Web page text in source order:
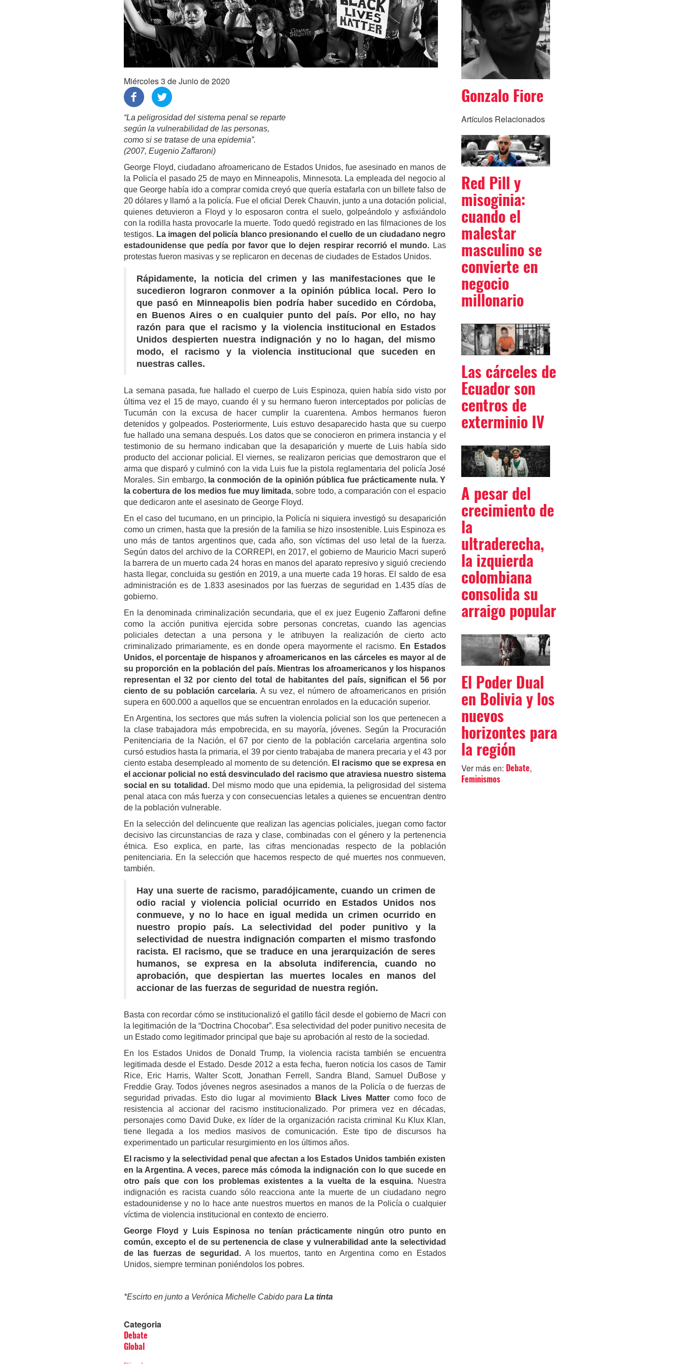
Miércoles 3 de Junio de 2020
“La peligrosidad del sistema penal se reparte
según la vulnerabilidad de las personas,
como si se tratase de una epidemia”.
(2007, Eugenio Zaffaroni)
George Floyd, ciudadano afroamericano de Estados Unidos, fue asesinado en manos de
la Policía el pasado 25 de mayo en Minneapolis, Minnesota. La empleada del negocio al
que George había ido a comprar comida creyó que quería estafarla con un billete falso de
20 dólares y llamó a la policía. Fue el oficial Derek Chauvin, junto a una dotación policial,
quienes detuvieron a Floyd y lo esposaron contra el suelo, golpeándolo y asfixiándolo
con la rodilla hasta provocarle la muerte. Todo quedó registrado en las filmaciones de los
testigos. La imagen del policía blanco presionando el cuello de un ciudadano negro
estadounidense que pedía por favor que lo dejen respirar recorrió el mundo. Las
protestas fueron masivas y se replicaron en decenas de ciudades de Estados Unidos.
Rápidamente, la noticia del crimen y las manifestaciones que le
sucedieron lograron conmover a la opinión pública local. Pero lo
que pasó en Minneapolis bien podría haber sucedido en Córdoba,
en Buenos Aires o en cualquier punto del país. Por ello, no hay
razón para que el racismo y la violencia institucional en Estados
Unidos despierten nuestra indignación y no lo hagan, del mismo
modo, el racismo y la violencia institucional que suceden en
nuestras calles.
La semana pasada, fue hallado el cuerpo de Luis Espinoza, quien había sido visto por
última vez el 15 de mayo, cuando él y su hermano fueron interceptados por policías de
Tucumán con la excusa de hacer cumplir la cuarentena. Ambos hermanos fueron
detenidos y golpeados. Posteriormente, Luis estuvo desaparecido hasta que su cuerpo
fue hallado una semana después. Los datos que se conocieron en primera instancia y el
testimonio de su hermano indicaban que la desaparición y muerte de Luis había sido
producto del accionar policial. El viernes, se realizaron pericias que demostraron que el
arma que disparó y culminó con la vida Luis fue la pistola reglamentaria del policía José
Morales. Sin embargo, la conmoción de la opinión pública fue prácticamente nula. Y
la cobertura de los medios fue muy limitada, sobre todo, a comparación con el espacio
que dedicaron ante el asesinato de George Floyd.
En el caso del tucumano, en un principio, la Policía ni siquiera investigó su desaparición
como un crimen, hasta que la presión de la familia se hizo insostenible. Luis Espinoza es
uno más de tantos argentinos que, cada año, son víctimas del uso letal de la fuerza.
Según datos del archivo de la CORREPI, en 2017, el gobierno de Mauricio Macri superó
la barrera de un muerto cada 24 horas en manos del aparato represivo y siguió creciendo
hasta llegar, concluida su gestión en 2019, a una muerte cada 19 horas. El saldo de esa
administración es de 1.833 asesinados por las fuerzas de seguridad en 1.435 días de
gobierno.
En la denominada criminalización secundaria, que el ex juez Eugenio Zaffaroni define
como la acción punitiva ejercida sobre personas concretas, cuando las agencias
policiales detectan a una persona y le atribuyen la realización de cierto acto
criminalizado primariamente, es en donde opera mayormente el racismo.
En Estados
Unidos, el porcentaje de hispanos y afroamericanos en las cárceles es mayor al de
su proporción en la población del país. Mientras los afroamericanos y los hispanos
representan el 32 por ciento del total de habitantes del país, significan el 56 por
ciento de su población carcelaria. A su vez, el número de afroamericanos en prisión
supera en 600.000 a aquellos que se encuentran enrolados en la educación superior.
En Argentina, los sectores que más sufren la violencia policial son los que pertenecen a
la clase trabajadora más empobrecida, en su mayoría, jóvenes. Según la Procuración
Penitenciaria de la Nación, el 67 por ciento de la población carcelaria argentina solo
cursó estudios hasta la primaria, el 39 por ciento trabajaba de manera precaria y el 43 por
ciento estaba desempleado al momento de su detención. El racismo que se expresa en
el accionar policial no está desvinculado del racismo que atraviesa nuestro sistema
social en su totalidad.Del mismo modo que una epidemia, la peligrosidad del sistema
penal ataca con más fuerza y con consecuencias letales a quienes se encuentran dentro
de la población vulnerable.
En la selección del delincuente que realizan las agencias policiales, juegan como factor
decisivo las circunstancias de raza y clase, combinadas con el género y la pertenencia
étnica. Eso explica, en parte, las cifras mencionadas respecto de la población
penitenciaria. En la selección que hacemos respecto de qué muertes nos conmueven,
también.
Hay una suerte de racismo, paradójicamente, cuando un crimen de
odio racial y violencia policial ocurrido en Estados Unidos nos
conmueve, y no lo hace en igual medida un crimen ocurrido en
nuestro propio país. La selectividad del poder punitivo y la
selectividad de nuestra indignación comparten el mismo trasfondo
racista. El racismo, que se traduce en una jerarquización de seres
humanos, se expresa en la absoluta indiferencia, cuando no
aprobación, que despiertan las muertes locales en manos del
accionar de las fuerzas de seguridad de nuestra región.
Basta con recordar cómo se institucionalizó el gatillo fácil desde el gobierno de Macri con
la legitimación de la “Doctrina Chocobar”. Esa selectividad del poder punitivo necesita de
un Estado como legitimador principal que baje su aprobación al resto de la sociedad.
En los Estados Unidos de Donald Trump, la violencia racista también se encuentra
legitimada desde el Estado. Desde 2012 a esta fecha, fueron noticia los casos de Tamir
Rice, Eric Harris, Walter Scott, Jonathan Ferrell, Sandra Bland, Samuel DuBose y
Freddie Gray. Todos jóvenes negros asesinados a manos de la Policía o de fuerzas de
seguridad privadas. Esto dio lugar al movimiento
Black Lives Mattercomo foco de
resistencia al accionar del racismo institucionalizado. Por primera vez en décadas,
personajes como David Duke, ex líder de la organización racista criminal Ku Klux Klan,
tiene llegada a los medios masivos de comunicación. Este tipo de discursos ha
experimentado un particular resurgimiento en los últimos años.
El racismo y la selectividad penal que afectan a los Estados Unidos también existen
en la Argentina. A veces, parece más cómoda la indignación con lo que sucede en
otro país que con los problemas existentes a la vuelta de la esquina. Nuestra
indignación es racista cuando sólo reacciona ante la muerte de un ciudadano negro
estadounidense y no lo hace ante nuestros muertos en manos de la Policía o cualquier
víctima de violencia institucional en contexto de encierro.
George Floyd y Luis Espinosa no tenían prácticamente ningún otro punto en
común, excepto el de su pertenencia de clase y vulnerabilidad ante la selectividad
de las fuerzas de seguridad.A los muertos, tanto en Argentina como en Estados
Unidos, siempre terminan poniéndolos los pobres.
*Escirto en junto a Verónica Michelle Cabido para La tinta
Categoria
Debate
Global
Gonzalo Fiore
Artículos Relacionados
Red Pill y
misoginia:
cuando el
malestar
masculino se
convierte en
negocio
millonario
Las cárceles de
Ecuador son
centros de
exterminio IV
A pesar del
crecimiento de
la
ultraderecha,
la izquierda
colombiana
consolida su
arraigo popular
El Poder Dual
en Bolivia y los
nuevos
horizontes para
la región
Ver más en: Debate,
Feminismos